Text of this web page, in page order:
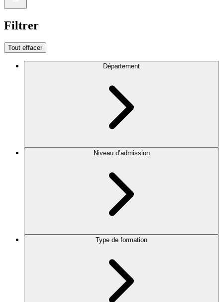
Filtrer
Tout effacer
Département
Niveau d’admission
Type de formation